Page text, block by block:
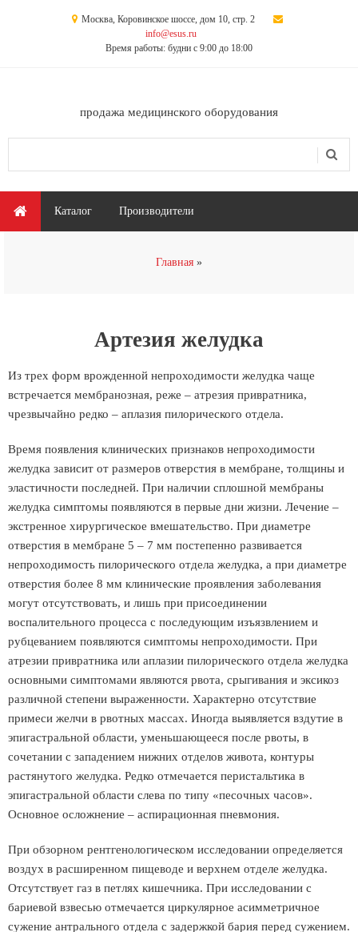
Москва, Коровинское шоссе, дом 10, стр. 2
info@esus.ru
Время работы: будни с 9:00 до 18:00
продажа медицинского оборудования
Главное меню
Каталог Производители
Главная
Артезия желудка
Из трех форм врожденной непроходимости желудка чаще
встречается мембранозная, реже – атрезия привратника,
чрезвычайно редко – аплазия пилорического отдела.
Время появления клинических признаков непроходимости
желудка зависит от размеров отверстия в мембране, толщины и
эластичности последней. При наличии сплошной мембраны
желудка симптомы появляются в первые дни жизни. Лечение –
экстренное хирургическое вмешательство. При диаметре
отверстия в мембране 5 – 7 мм постепенно развивается
непроходимость пилорического отдела желудка, а при диаметре
отверстия более 8 мм клинические проявления заболевания
могут отсутствовать, и лишь при присоединении
воспалительного процесса с последующим изъязвлением и
рубцеванием появляются симптомы непроходимости. При
атрезии привратника или аплазии пилорического отдела желудка
основными симптомами являются рвота, срыгивания и эксикоз
различной степени выраженности. Характерно отсутствие
примеси желчи в рвотных массах. Иногда выявляется вздутие в
эпигастральной области, уменьшающееся после рвоты, в
сочетании с западением нижних отделов живота, контуры
растянутого желудка. Редко отмечается перистальтика в
эпигастральной области слева по типу «песочных часов».
Основное осложнение – аспирационная пневмония.
При обзорном рентгенологическом исследовании определяется
воздух в расширенном пищеводе и верхнем отделе желудка.
Отсутствует газ в петлях кишечника. При исследовании с
бариевой взвесью отмечается циркулярное асимметричное
сужение антрального отдела с задержкой бария перед сужением.